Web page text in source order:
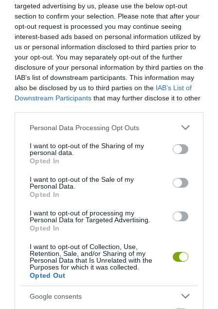
targeted advertising by us, please use the below opt-out
section to confirm your selection. Please note that after your
opt-out request is processed you may continue seeing
interest-based ads based on personal information utilized by
us or personal information disclosed to third parties prior to
your opt-out. You may separately opt-out of the further
disclosure of your personal information by third parties on the
IAB’s list of downstream participants. This information may
also be disclosed by us to third parties on the IAB’s List of
Downstream Participants that may further disclose it to other
Please note that this website/app uses one or more Google
not limited to your visit or usage behaviour. You may click to
grant or deny consent to Google and its third-party tags to
use your data for below specified purposes in below Google
consent section.
Personal Data Processing Opt Outs
I want to opt-out of the Sharing of my
personal data.
Opted In
I want to opt-out of the Sale of my
Personal Data.
Opted In
I want to opt-out of processing my
Personal Data for Targeted Advertising.
Opted In
I want to opt-out of Collection, Use,
Retention, Sale, and/or Sharing of my
Personal Data that Is Unrelated with the
Purposes for which it was collected.
Opted Out
Google consents
MEGKEZDŐDIK A FŐVÁROSI FÁK TÉL VÉGI LEMOSÓ
PERMETEZÉSE – ÍME, AZ ÜTEMTERV!
TUCATNYI ÖTLET A BALZSAMOS TAVASZI ESTÉK HANGULATOS